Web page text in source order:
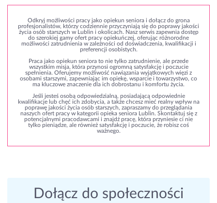
Odkryj możliwości pracy jako opiekun seniora i dołącz do grona
profesjonalistów, którzy codziennie przyczyniają się do poprawy jakości
życia osób starszych w Lublin i okolicach. Nasz serwis zapewnia dostęp
do szerokiej gamy ofert pracy opiekuńczej, oferując różnorodne
możliwości zatrudnienia w zależności od doświadczenia, kwalifikacji i
preferencji osobistych.
Praca jako opiekun seniora to nie tylko zatrudnienie, ale przede
wszystkim misja, która przynosi ogromną satysfakcję i poczucie
spełnienia. Oferujemy możliwość nawiązania wyjątkowych więzi z
osobami starszymi, zapewniając im opiekę, wsparcie i towarzystwo, co
ma kluczowe znaczenie dla ich dobrostanu i komfortu życia.
Jeśli jesteś osobą odpowiedzialną, posiadającą odpowiednie
kwalifikacje lub chęć ich zdobycia, a także chcesz mieć realny wpływ na
poprawę jakości życia osób starszych, zapraszamy do przeglądania
naszych ofert pracy w kategorii opieka seniora Lublin. Skontaktuj się z
potencjalnymi pracodawcami i znajdź pracę, która przyniesie ci nie
tylko pieniądze, ale również satysfakcję i poczucie, że robisz coś
ważnego.
Dołącz do społeczności